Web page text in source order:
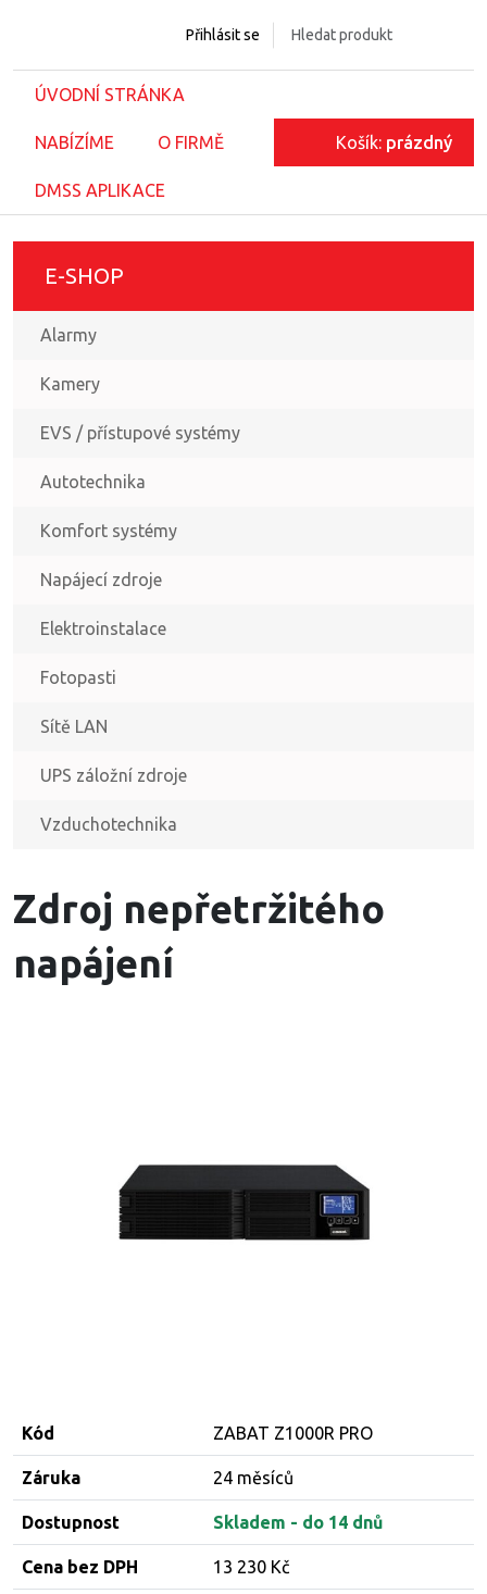
Přihlásit se
ÚVODNÍ STRÁNKA
NABÍZÍME O FIRMĚ
DMSS APLIKACE
Košík: prázdný
E-SHOP
Alarmy
Kamery
EVS / přístupové systémy
Autotechnika
Komfort systémy
Napájecí zdroje
Elektroinstalace
Fotopasti
Sítě LAN
UPS záložní zdroje
Vzduchotechnika
Zdroj nepřetržitého
napájení
Kód ZABAT Z1000R PRO
Záruka 24 měsíců
Dostupnost Skladem - do 14 dnů
Cena bez DPH 13 230 Kč